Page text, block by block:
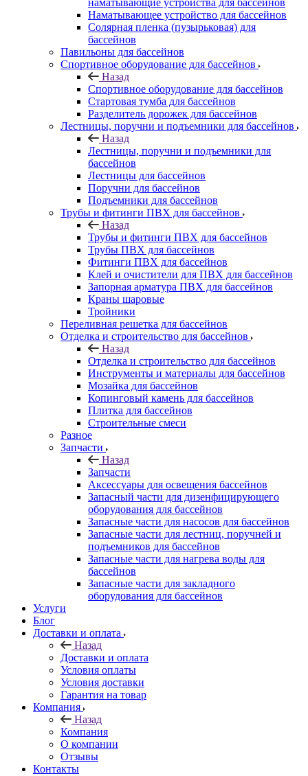
наматывающие устройства для бассейнов
Наматывающее устройство для бассейнов
Солярная пленка (пузырьковая) для
бассейнов
Павильоны для бассейнов
Спортивное оборудование для бассейнов
Назад
Спортивное оборудование для бассейнов
Стартовая тумба для бассейнов
Разделитель дорожек для бассейнов
Лестницы, поручни и подъемники для бассейнов
Назад
Лестницы, поручни и подъемники для
бассейнов
Лестницы для бассейнов
Поручни для бассейнов
Подъемники для бассейнов
Трубы и фитинги ПВХ для бассейнов
Назад
Трубы и фитинги ПВХ для бассейнов
Трубы ПВХ для бассейнов
Фитинги ПВХ для бассейнов
Клей и очистители для ПВХ для бассейнов
Запорная арматура ПВХ для бассейнов
Краны шаровые
Тройники
Переливная решетка для бассейнов
Отделка и строительство для бассейнов
Назад
Отделка и строительство для бассейнов
Инструменты и материалы для бассейнов
Мозайка для бассейнов
Копинговый камень для бассейнов
Плитка для бассейнов
Строительные смеси
Разное
Запчасти
Назад
Запчасти
Аксессуары для освещения бассейнов
Запасный части для дизенфицирующего
оборудования для бассейнов
Запасные части для насосов для бассейнов
Запасные части для лестниц, поручней и
подъемников для бассейнов
Запасные части для нагрева воды для
бассейнов
Запасные части для закладного
оборудования для бассейнов
Услуги
Блог
Доставки и оплата
Назад
Доставки и оплата
Условия оплаты
Условия доставки
Гарантия на товар
Компания
Назад
Компания
О компании
Отзывы
Контакты